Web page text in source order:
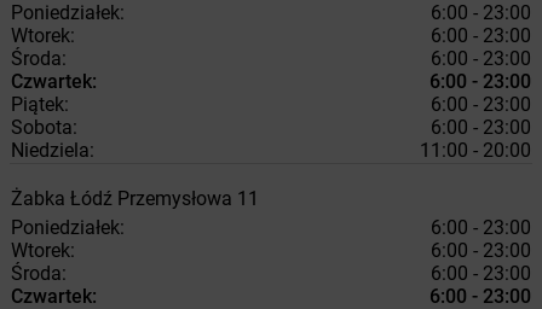
Poniedziałek:
6:00 - 23:00
Wtorek:
6:00 - 23:00
Środa:
6:00 - 23:00
Czwartek:
6:00 - 23:00
Piątek:
6:00 - 23:00
Sobota:
6:00 - 23:00
Niedziela:
11:00 - 20:00
Żabka Łódź Przemysłowa 11
Poniedziałek:
6:00 - 23:00
Wtorek:
6:00 - 23:00
Środa:
6:00 - 23:00
Czwartek:
6:00 - 23:00